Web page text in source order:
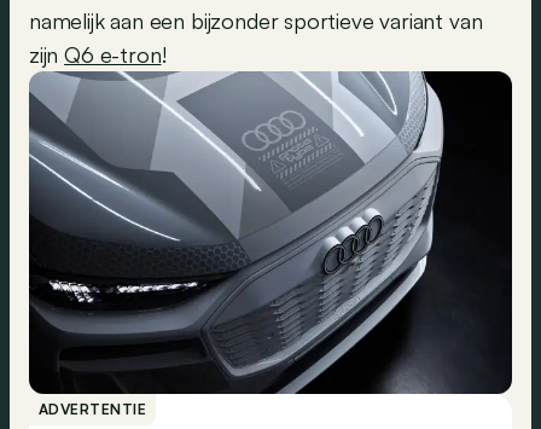
namelijk aan een bijzonder sportieve variant van
zijnQ6 e-tron!
ADVERTENTIE